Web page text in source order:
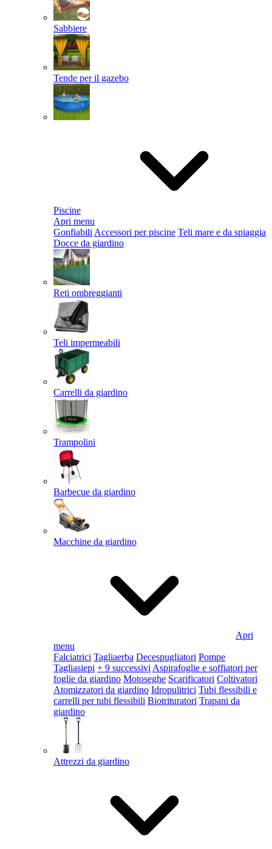
Sabbiere
Tende per il gazebo
Piscine
Apri menu
Gonfiabili Accessori per piscine Teli mare e da spiaggia
Docce da giardino
Reti ombreggianti
Teli impermeabili
Carrelli da giardino
Trampolini
Barbecue da giardino
Macchine da giardino
Apri
menu
Falciatrici Tagliaerba Decespugliatori Pompe
Tagliasiepi + 9 successivi Aspirafoglie e soffiatori per
foglie da giardino Motoseghe Scarificatori Coltivatori
Atomizzatori da giardino Idropulitrici Tubi flessibili e
carrelli per tubi flessibili Biotrituratori Trapani da
giardino
Attrezzi da giardino